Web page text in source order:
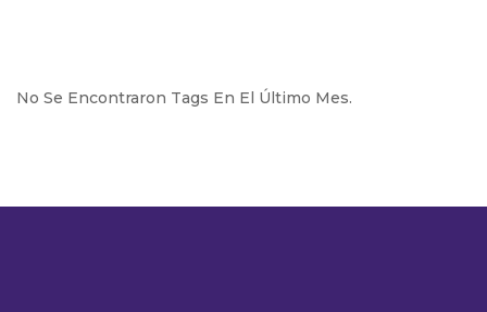
No Se Encontraron Tags En El Último Mes.